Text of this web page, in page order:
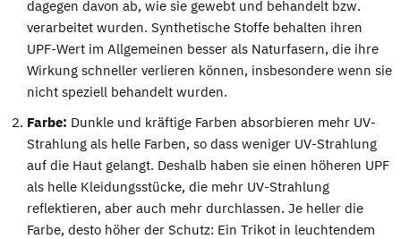
dagegen davon ab, wie sie gewebt und behandelt bzw.
verarbeitet wurden. Synthetische Stoffe behalten ihren
UPF-Wert im Allgemeinen besser als Naturfasern, die ihre
Wirkung schneller verlieren können, insbesondere wenn sie
nicht speziell behandelt wurden.
Farbe: Dunkle und kräftige Farben absorbieren mehr UV-
Strahlung als helle Farben, so dass weniger UV-Strahlung
auf die Haut gelangt. Deshalb haben sie einen höheren UPF
als helle Kleidungsstücke, die mehr UV-Strahlung
reflektieren, aber auch mehr durchlassen. Je heller die
Farbe, desto höher der Schutz: Ein Trikot in leuchtendem